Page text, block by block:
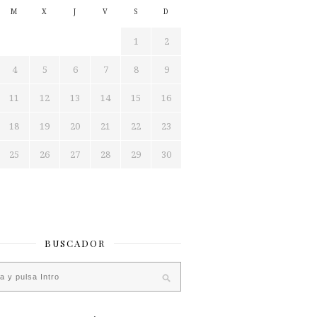
M X J V S D
1 2
4 5 6 7 8 9
11 12 13 14 15 16
18 19 20 21 22 23
25 26 27 28 29 30
BUSCADOR